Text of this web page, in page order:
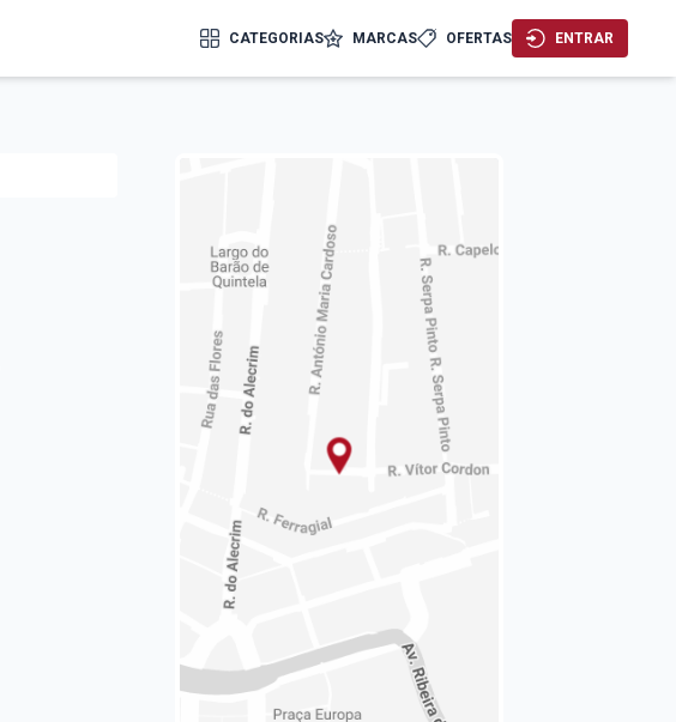
CATEGORIAS MARCAS OFERTAS ENTRAR